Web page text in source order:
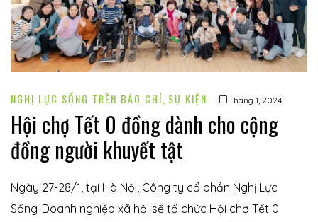
NGHỊ LỰC SỐNG TRÊN BÁO CHÍ, SỰ KIỆN Tháng 1, 2024
Hội chợ Tết 0 đồng dành cho cộng
đồng người khuyết tật
Ngày 27-28/1, tại Hà Nội, Công ty cổ phần Nghị Lực
Sống-Doanh nghiệp xã hội sẽ tổ chức Hội chợ Tết 0